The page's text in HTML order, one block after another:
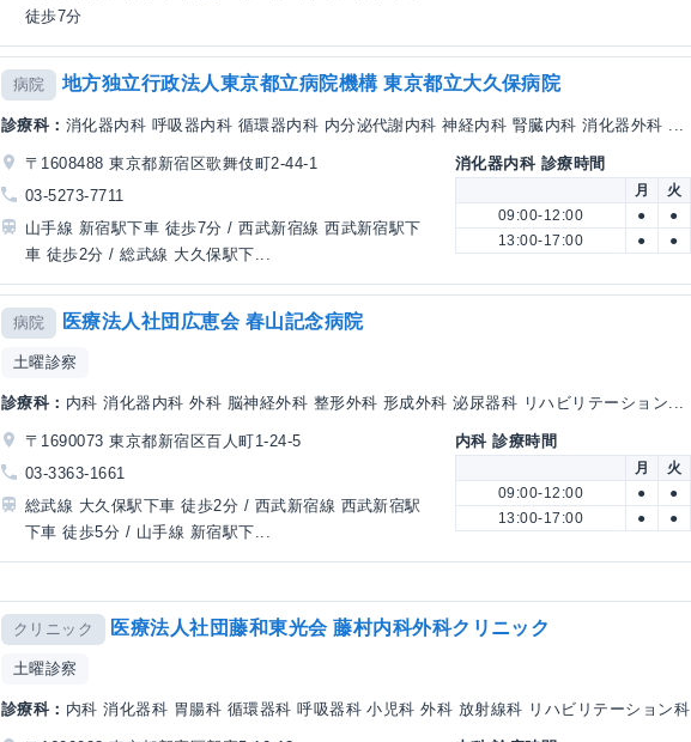
徒歩7分
病院 地方独立行政法人東京都立病院機構 東京都立大久保病院
診療科： 消化器内科 呼吸器内科 循環器内科 内分泌代謝内科 神経内科 腎臓内科 消化器外科 ...
〒1608488 東京都新宿区歌舞伎町2-44-1
03-5273-7711
山手線 新宿駅下車 徒歩7分 / 西武新宿線 西武新宿駅下
車 徒歩2分 / 総武線 大久保駅下...
消化器内科 診療時間
月 火
09:00-12:00
● ●
13:00-17:00
● ●
病院 医療法人社団広恵会 春山記念病院
土曜診察
診療科： 内科 消化器内科 外科 脳神経外科 整形外科 形成外科 泌尿器科 リハビリテーション...
〒1690073 東京都新宿区百人町1-24-5
03-3363-1661
総武線 大久保駅下車 徒歩2分 / 西武新宿線 西武新宿駅
下車 徒歩5分 / 山手線 新宿駅下...
内科 診療時間
月 火
09:00-12:00
● ●
13:00-17:00
● ●
クリニック 医療法人社団藤和東光会 藤村内科外科クリニック
土曜診察
診療科： 内科 消化器科 胃腸科 循環器科 呼吸器科 小児科 外科 放射線科 リハビリテーション科